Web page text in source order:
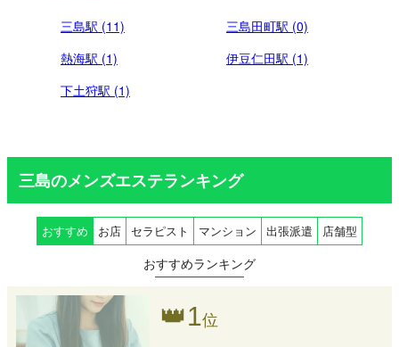
三島駅 (11)
三島田町駅 (0)
熱海駅 (1)
伊豆仁田駅 (1)
下土狩駅 (1)
三島のメンズエステランキング
おすすめ お店 セラピスト マンション 出張派遣 店舗型
おすすめランキング
👑1位